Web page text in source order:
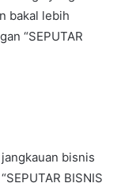
bakal lebih
“SEPUTAR
bisnis
BISNIS